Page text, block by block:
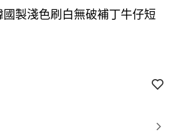
國製淺色刷白無破補丁牛仔短